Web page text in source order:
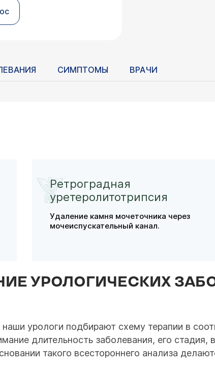
СИМПТОМЫ ВРАЧИ
Ретроградная
уретеролитотрипсия
Удаление камня мочеточника через
мочеиспускательный канал.
УРОЛОГИЧЕСКИХ
наши урологи подбирают схему терапии в
длительность заболевания, его
такого всестороннего анализа